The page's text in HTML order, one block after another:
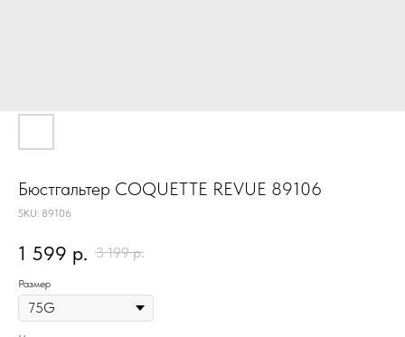
Бюстгальтер COQUETTE REVUE 89106
SKU: 89106
1 599 р. 3 199 р.
Размер